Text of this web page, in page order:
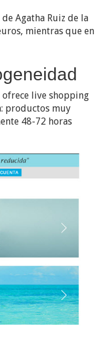
Agatha Ruiz de la
mientras que en
ofrece live shopping
productos muy
48-72 horas